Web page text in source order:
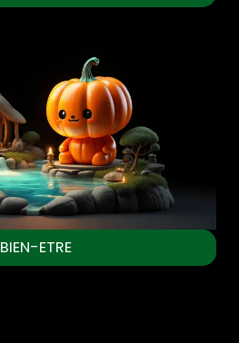
BIEN-ETRE